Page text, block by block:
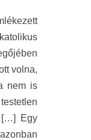
volna,
nem is
[…] Egy